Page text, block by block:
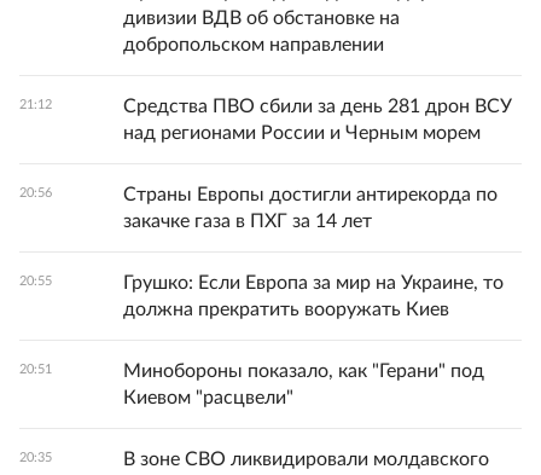
дивизии ВДВ об обстановке на
добропольском направлении
21:12
Средства ПВО сбили за день 281 дрон ВСУ
над регионами России и Черным морем
20:56
Страны Европы достигли антирекорда по
закачке газа в ПХГ за 14 лет
20:55
Грушко: Если Европа за мир на Украине, то
должна прекратить вооружать Киев
20:51
Минобороны показало, как "Герани" под
Киевом "расцвели"
20:35
В зоне СВО ликвидировали молдавского